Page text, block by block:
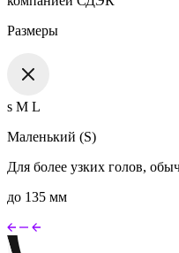
Размеры
s M L
Маленький (S)
Для более узких голов,
до 135 мм